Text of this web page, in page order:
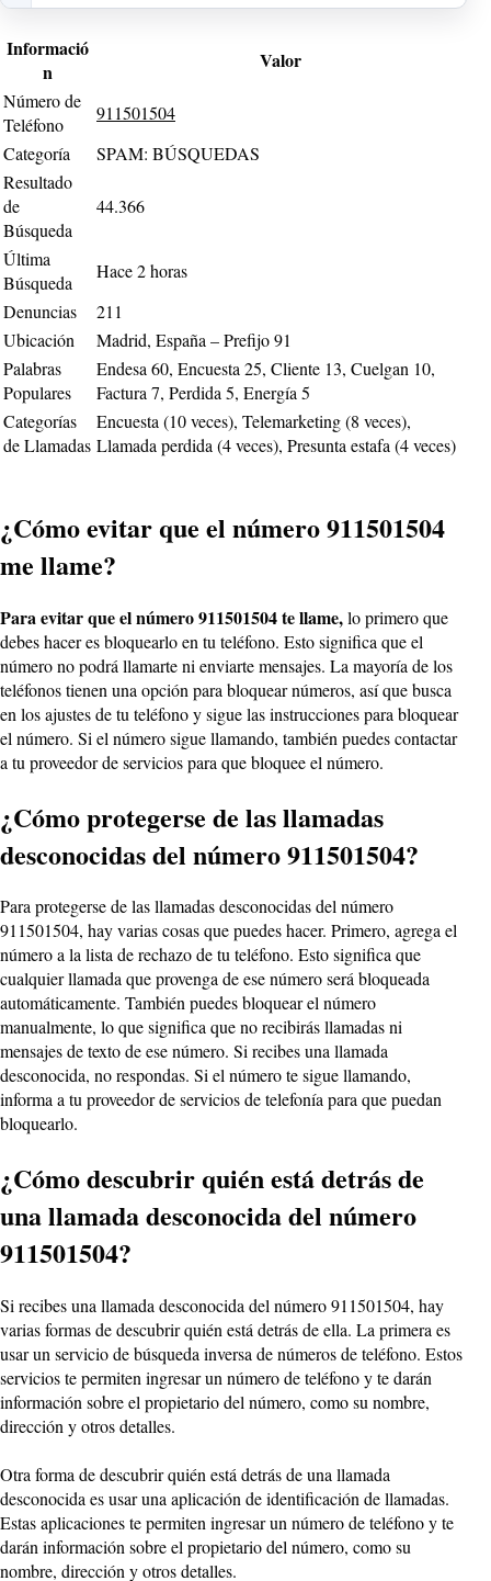
Informació
n
Valor
Número de
Teléfono
911501504
Categoría
SPAM: BÚSQUEDAS
Resultado
de
Búsqueda
44.366
Última
Búsqueda
Hace 2 horas
Denuncias
211
Ubicación
Madrid, España – Prefijo 91
Palabras
Populares
Endesa 60, Encuesta 25, Cliente 13, Cuelgan 10,
Factura 7, Perdida 5, Energía 5
Categorías
de Llamadas
Encuesta (10 veces), Telemarketing (8 veces),
Llamada perdida (4 veces), Presunta estafa (4 veces)
¿Cómo evitar que el número 911501504
me llame?
Para evitar que el número 911501504 te llame,lo primero que
debes hacer es bloquearlo en tu teléfono. Esto significa que el
número no podrá llamarte ni enviarte mensajes. La mayoría de los
teléfonos tienen una opción para bloquear números, así que busca
en los ajustes de tu teléfono y sigue las instrucciones para bloquear
el número. Si el número sigue llamando, también puedes contactar
a tu proveedor de servicios para que bloquee el número.
¿Cómo protegerse de las llamadas
desconocidas del número 911501504?
Para protegerse de las llamadas desconocidas del número
911501504, hay varias cosas que puedes hacer. Primero, agrega el
número a la lista de rechazo de tu teléfono. Esto significa que
cualquier llamada que provenga de ese número será bloqueada
automáticamente. También puedes bloquear el número
manualmente, lo que significa que no recibirás llamadas ni
mensajes de texto de ese número. Si recibes una llamada
desconocida, no respondas. Si el número te sigue llamando,
informa a tu proveedor de servicios de telefonía para que puedan
bloquearlo.
¿Cómo descubrir quién está detrás de
una llamada desconocida del número
911501504?
Si recibes una llamada desconocida del número 911501504, hay
varias formas de descubrir quién está detrás de ella. La primera es
usar un servicio de búsqueda inversa de números de teléfono. Estos
servicios te permiten ingresar un número de teléfono y te darán
información sobre el propietario del número, como su nombre,
dirección y otros detalles.
Otra forma de descubrir quién está detrás de una llamada
desconocida es usar una aplicación de identificación de llamadas.
Estas aplicaciones te permiten ingresar un número de teléfono y te
darán información sobre el propietario del número, como su
nombre, dirección y otros detalles.